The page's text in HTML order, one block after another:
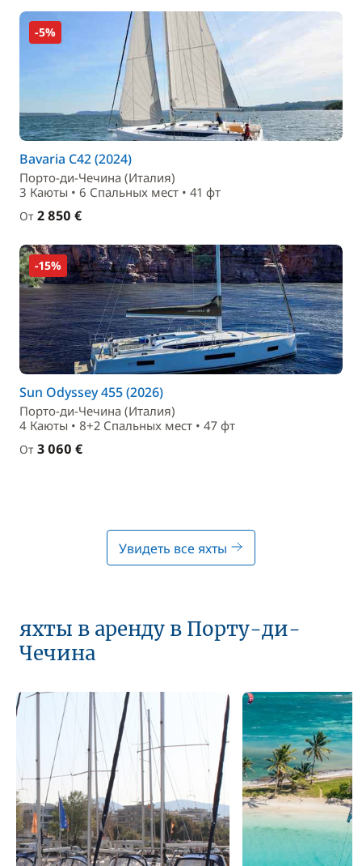
-5%
Bavaria C42 (2024)
Порто-ди-Чечина (Италия)
3 Каюты • 6 Спальныx мест • 41 фт
От 2 850 €
-15%
Sun Odyssey 455 (2026)
Порто-ди-Чечина (Италия)
4 Каюты • 8+2 Спальныx мест • 47 фт
От 3 060 €
Увидеть все яхты
яхты в аренду в Порту-ди-
Чечина